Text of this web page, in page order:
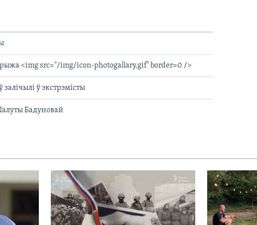
<img src="/img/icon-photogallary.gif" border=0 />
ў экстрэмісты
Бадуновай